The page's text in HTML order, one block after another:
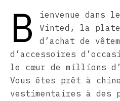
B
ienvenue dans
Vinted, la
d’achat de
d’accessoires
le cœur de millions
Vous êtes prêt à
vestimentaires à